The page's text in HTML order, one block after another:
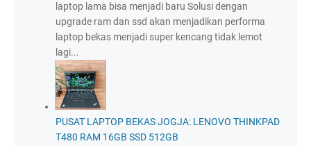
laptop lama bisa menjadi baru Solusi dengan
upgrade ram dan ssd akan menjadikan performa
laptop bekas menjadi super kencang tidak lemot
lagi...
PUSAT LAPTOP BEKAS JOGJA: LENOVO THINKPAD
T480 RAM 16GB SSD 512GB